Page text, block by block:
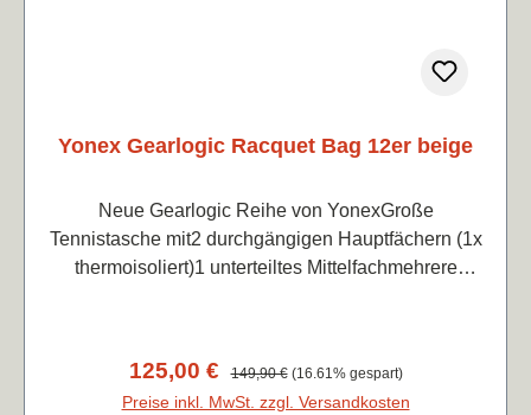
Yonex Gearlogic Racquet Bag 12er beige
Neue Gearlogic Reihe von YonexGroße
Tennistasche mit2 durchgängigen Hauptfächern (1x
thermoisoliert)1 unterteiltes Mittelfachmehrere
Verkaufspreis:
125,00 € Regulärer Preis:
149,90 € (16.61% gespart)
Preise inkl. MwSt. zzgl. Versandkosten